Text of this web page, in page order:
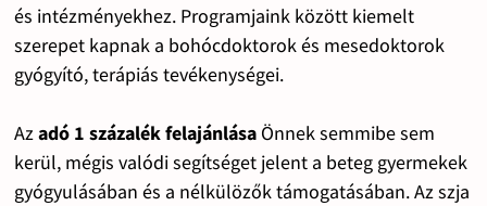
és intézményekhez. Programjaink között kiemelt
szerepet kapnak a bohócdoktorok és mesedoktorok
gyógyító, terápiás tevékenységei.
Azadó 1 százalék felajánlásaÖnnek semmibe sem
kerül, mégis valódi segítséget jelent a beteg gyermekek
gyógyulásában és a nélkülözők támogatásában. Az szja